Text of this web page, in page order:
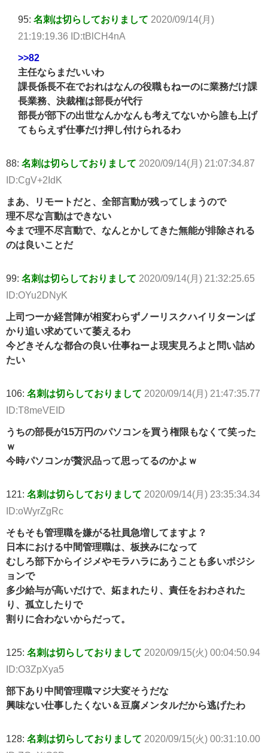
95: 名刺は切らしておりまして 2020/09/14(月)
21:19:19.36 ID:tBlCH4nA
>>82
主任ならまだいいわ
課長係長不在でおれはなんの役職もねーのに業務だけ課
長業務、決裁権は部長が代行
部長が部下の出世なんかなんも考えてないから誰も上げ
てもらえず仕事だけ押し付けられるわ
88: 名刺は切らしておりまして 2020/09/14(月) 21:07:34.87
ID:CgV+2IdK
まあ、リモートだと、全部言動が残ってしまうので
理不尽な言動はできない
今まで理不尽言動で、なんとかしてきた無能が排除される
のは良いことだ
99: 名刺は切らしておりまして 2020/09/14(月) 21:32:25.65
ID:OYu2DNyK
上司つーか経営陣が相変わらずノーリスクハイリターンば
かり追い求めていて萎えるわ
今どきそんな都合の良い仕事ねーよ現実見ろよと問い詰め
たい
106: 名刺は切らしておりまして 2020/09/14(月) 21:47:35.77
ID:T8meVEID
うちの部長が15万円のパソコンを買う権限もなくて笑った
ｗ
今時パソコンが贅沢品って思ってるのかよｗ
121: 名刺は切らしておりまして 2020/09/14(月) 23:35:34.34
ID:oWyrZgRc
そもそも管理職を嫌がる社員急増してますよ？
日本における中間管理職は、板挟みになって
むしろ部下からイジメやモラハラにあうことも多いポジシ
ョンで
多少給与が高いだけで、妬まれたり、責任をおわされた
り、孤立したりで
割りに合わないからだって。
125: 名刺は切らしておりまして 2020/09/15(火) 00:04:50.94
ID:O3ZpXya5
部下あり中間管理職マジ大変そうだな
興味ない仕事したくない＆豆腐メンタルだから逃げたわ
128: 名刺は切らしておりまして 2020/09/15(火) 00:31:10.00